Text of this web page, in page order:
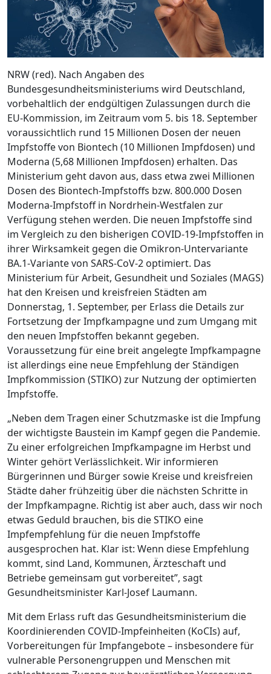
NRW (red). Nach Angaben des
Bundesgesundheitsministeriums wird Deutschland,
vorbehaltlich der endgültigen Zulassungen durch die
EU-Kommission, im Zeitraum vom 5. bis 18. September
voraussichtlich rund 15 Millionen Dosen der neuen
Impfstoffe von Biontech (10 Millionen Impfdosen) und
Moderna (5,68 Millionen Impfdosen) erhalten. Das
Ministerium geht davon aus, dass etwa zwei Millionen
Dosen des Biontech-Impfstoffs bzw. 800.000 Dosen
Moderna-Impfstoff in Nordrhein-Westfalen zur
Verfügung stehen werden. Die neuen Impfstoffe sind
im Vergleich zu den bisherigen COVID-19-Impfstoffen in
ihrer Wirksamkeit gegen die Omikron-Untervariante
BA.1-Variante von SARS-CoV-2 optimiert. Das
Ministerium für Arbeit, Gesundheit und Soziales (MAGS)
hat den Kreisen und kreisfreien Städten am
Donnerstag, 1. September, per Erlass die Details zur
Fortsetzung der Impfkampagne und zum Umgang mit
den neuen Impfstoffen bekannt gegeben.
Voraussetzung für eine breit angelegte Impfkampagne
ist allerdings eine neue Empfehlung der Ständigen
Impfkommission (STIKO) zur Nutzung der optimierten
Impfstoffe.
„Neben dem Tragen einer Schutzmaske ist die Impfung
der wichtigste Baustein im Kampf gegen die Pandemie.
Zu einer erfolgreichen Impfkampagne im Herbst und
Winter gehört Verlässlichkeit. Wir informieren
Bürgerinnen und Bürger sowie Kreise und kreisfreien
Städte daher frühzeitig über die nächsten Schritte in
der Impfkampagne. Richtig ist aber auch, dass wir noch
etwas Geduld brauchen, bis die STIKO eine
Impfempfehlung für die neuen Impfstoffe
ausgesprochen hat. Klar ist: Wenn diese Empfehlung
kommt, sind Land, Kommunen, Ärzteschaft und
Betriebe gemeinsam gut vorbereitet”, sagt
Gesundheitsminister Karl-Josef Laumann.
Mit dem Erlass ruft das Gesundheitsministerium die
Koordinierenden COVID-Impfeinheiten (KoCIs) auf,
Vorbereitungen für Impfangebote – insbesondere für
vulnerable Personengruppen und Menschen mit